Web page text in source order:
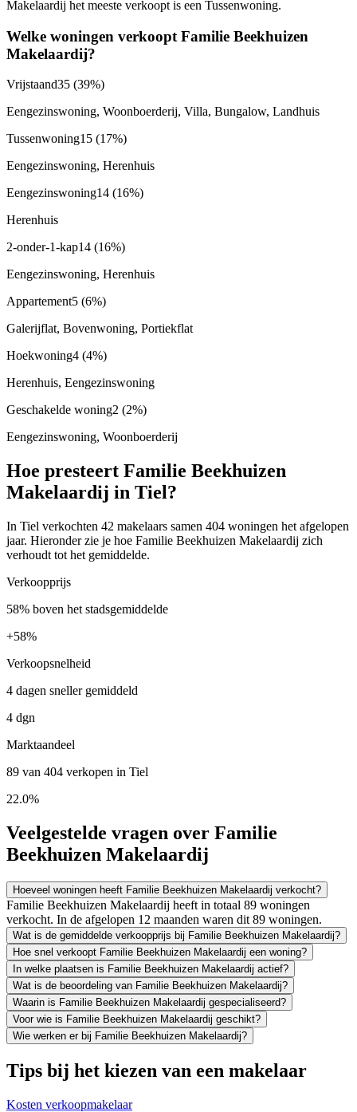
Makelaardij het meeste verkoopt is een Tussenwoning.
Welke woningen verkoopt Familie Beekhuizen
Makelaardij?
Vrijstaand35 (39%)
Eengezinswoning, Woonboerderij, Villa, Bungalow, Landhuis
Tussenwoning15 (17%)
Eengezinswoning, Herenhuis
Eengezinswoning14 (16%)
Herenhuis
2-onder-1-kap14 (16%)
Eengezinswoning, Herenhuis
Appartement5 (6%)
Galerijflat, Bovenwoning, Portiekflat
Hoekwoning4 (4%)
Herenhuis, Eengezinswoning
Geschakelde woning2 (2%)
Eengezinswoning, Woonboerderij
Hoe presteert Familie Beekhuizen
Makelaardij in Tiel?
In Tiel verkochten 42 makelaars samen 404 woningen het afgelopen
jaar. Hieronder zie je hoe Familie Beekhuizen Makelaardij zich
verhoudt tot het gemiddelde.
Verkoopprijs
58% boven het stadsgemiddelde
+58%
Verkoopsnelheid
4 dagen sneller gemiddeld
4 dgn
Marktaandeel
89 van 404 verkopen in Tiel
22.0%
Veelgestelde vragen over Familie
Beekhuizen Makelaardij
Hoeveel woningen heeft Familie Beekhuizen Makelaardij verkocht?
Familie Beekhuizen Makelaardij heeft in totaal 89 woningen
verkocht. In de afgelopen 12 maanden waren dit 89 woningen.
Wat is de gemiddelde verkoopprijs bij Familie Beekhuizen Makelaardij?
Hoe snel verkoopt Familie Beekhuizen Makelaardij een woning?
In welke plaatsen is Familie Beekhuizen Makelaardij actief?
Wat is de beoordeling van Familie Beekhuizen Makelaardij?
Waarin is Familie Beekhuizen Makelaardij gespecialiseerd?
Voor wie is Familie Beekhuizen Makelaardij geschikt?
Wie werken er bij Familie Beekhuizen Makelaardij?
Tips bij het kiezen van een makelaar
Kosten verkoopmakelaar